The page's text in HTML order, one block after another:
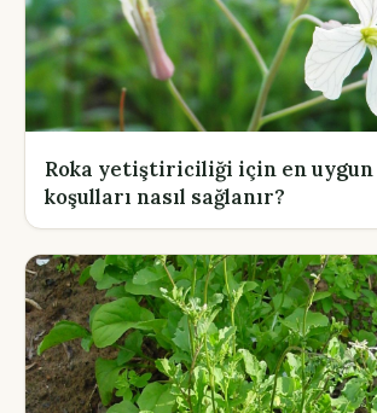
Roka yetiştiriciliği için en uygun
koşulları nasıl sağlanır?